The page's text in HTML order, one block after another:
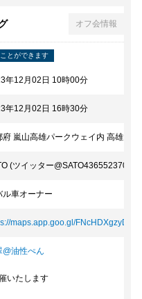
オフ会情報
年12月02日 10時00分
年12月02日 16時30分
府 嵐山高雄パークウェイ内 高雄大駐
(ツイッター@SATO436552370)
ル車オーナー
maps.app.goo.gl/
@油性ぺん
いたします